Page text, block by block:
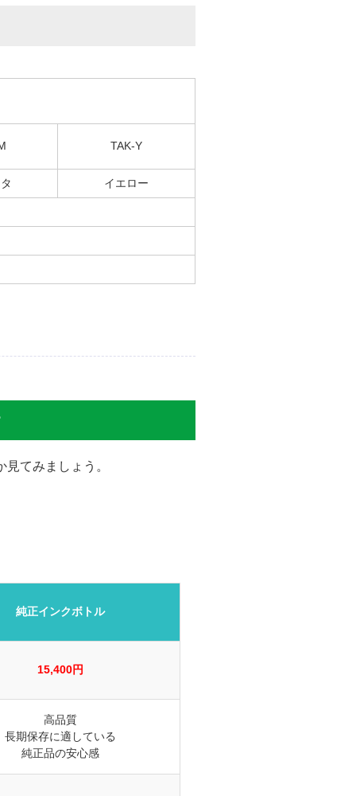
【ご注文回数】 5回
日】2026年02月08日
日】2026年01月09日
TAK-Y
イエロー
てみましょう。
純正インクボトル
15,400円
高品質
長期保存に適している
純正品の安心感